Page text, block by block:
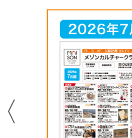
（足立区）
神奈川
伊勢原
（伊勢原市）
埼玉
上尾
（上尾市）